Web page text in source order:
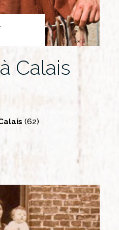
Calais
(62)